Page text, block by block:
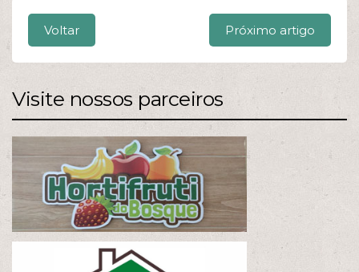
Voltar Próximo artigo
Visite nossos parceiros